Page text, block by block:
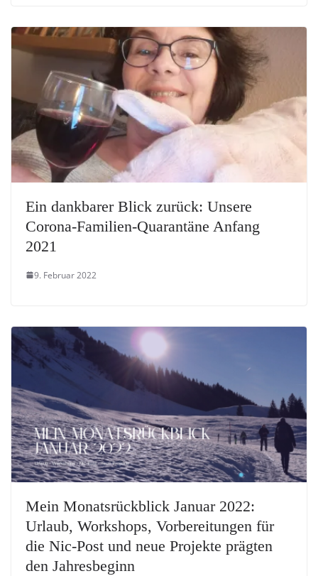
Ein dankbarer Blick zurück: Unsere
Corona-Familien-Quarantäne Anfang
2021
9. Februar 2022
Mein Monatsrückblick Januar 2022:
Urlaub, Workshops, Vorbereitungen für
die Nic-Post und neue Projekte prägten
den Jahresbeginn